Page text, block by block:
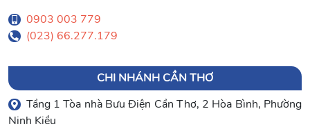
0903 003 779
(023) 66.277.179
CHI NHÁNH CẦN THƠ
Tầng 1 Tòa nhà Bưu Điện Cần Thơ, 2 Hòa Bình, Phường
Ninh Kiều